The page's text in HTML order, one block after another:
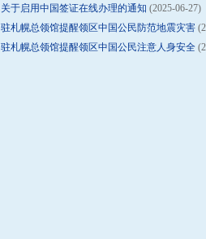
关于启用中国签证在线办理的通知 (2025-06-27)
驻札幌总领馆提醒领区中国公民防范地震灾害
驻札幌总领馆提醒领区中国公民注意人身安全